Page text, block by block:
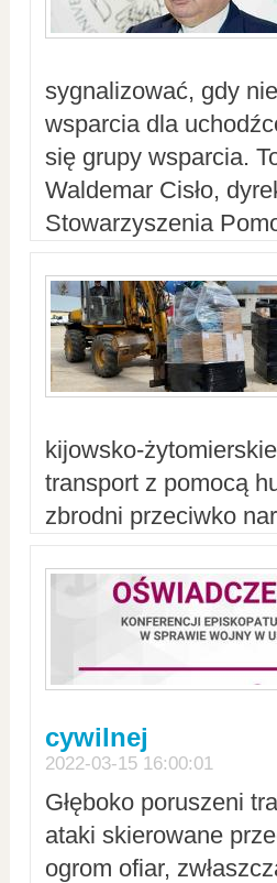
sygnalizować, gdy
wsparcia dla
się grupy wsparcia.
Waldemar Cisło,
Stowarzyszenia
kijowsko-
transport z pomocą
zbrodni przeciwko
cywilnej
2022-03-15 16:00:01
Głęboko poruszeni
ataki skierowane
ogrom ofiar,